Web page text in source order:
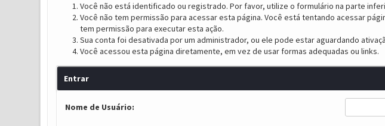
Você não está identificado ou registrado. Por favor, utilize o formulário na parte
Você não tem permissão para acessar esta página. Você está tentando acessar
tem permissão para executar esta ação.
Sua conta foi desativada por um administrador, ou ele pode estar aguardando
Você acessou esta página diretamente, em vez de usar formas adequadas ou links.
Entrar
Nome de Usuário: